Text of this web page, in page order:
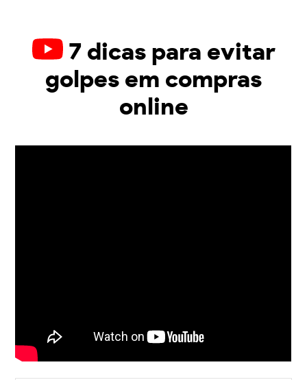
7 dicas para evitar
golpes em compras
online